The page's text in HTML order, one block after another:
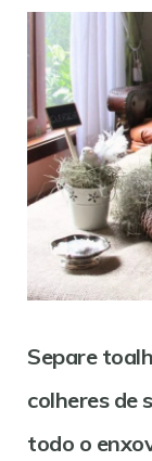
Separe
colheres de
todo o